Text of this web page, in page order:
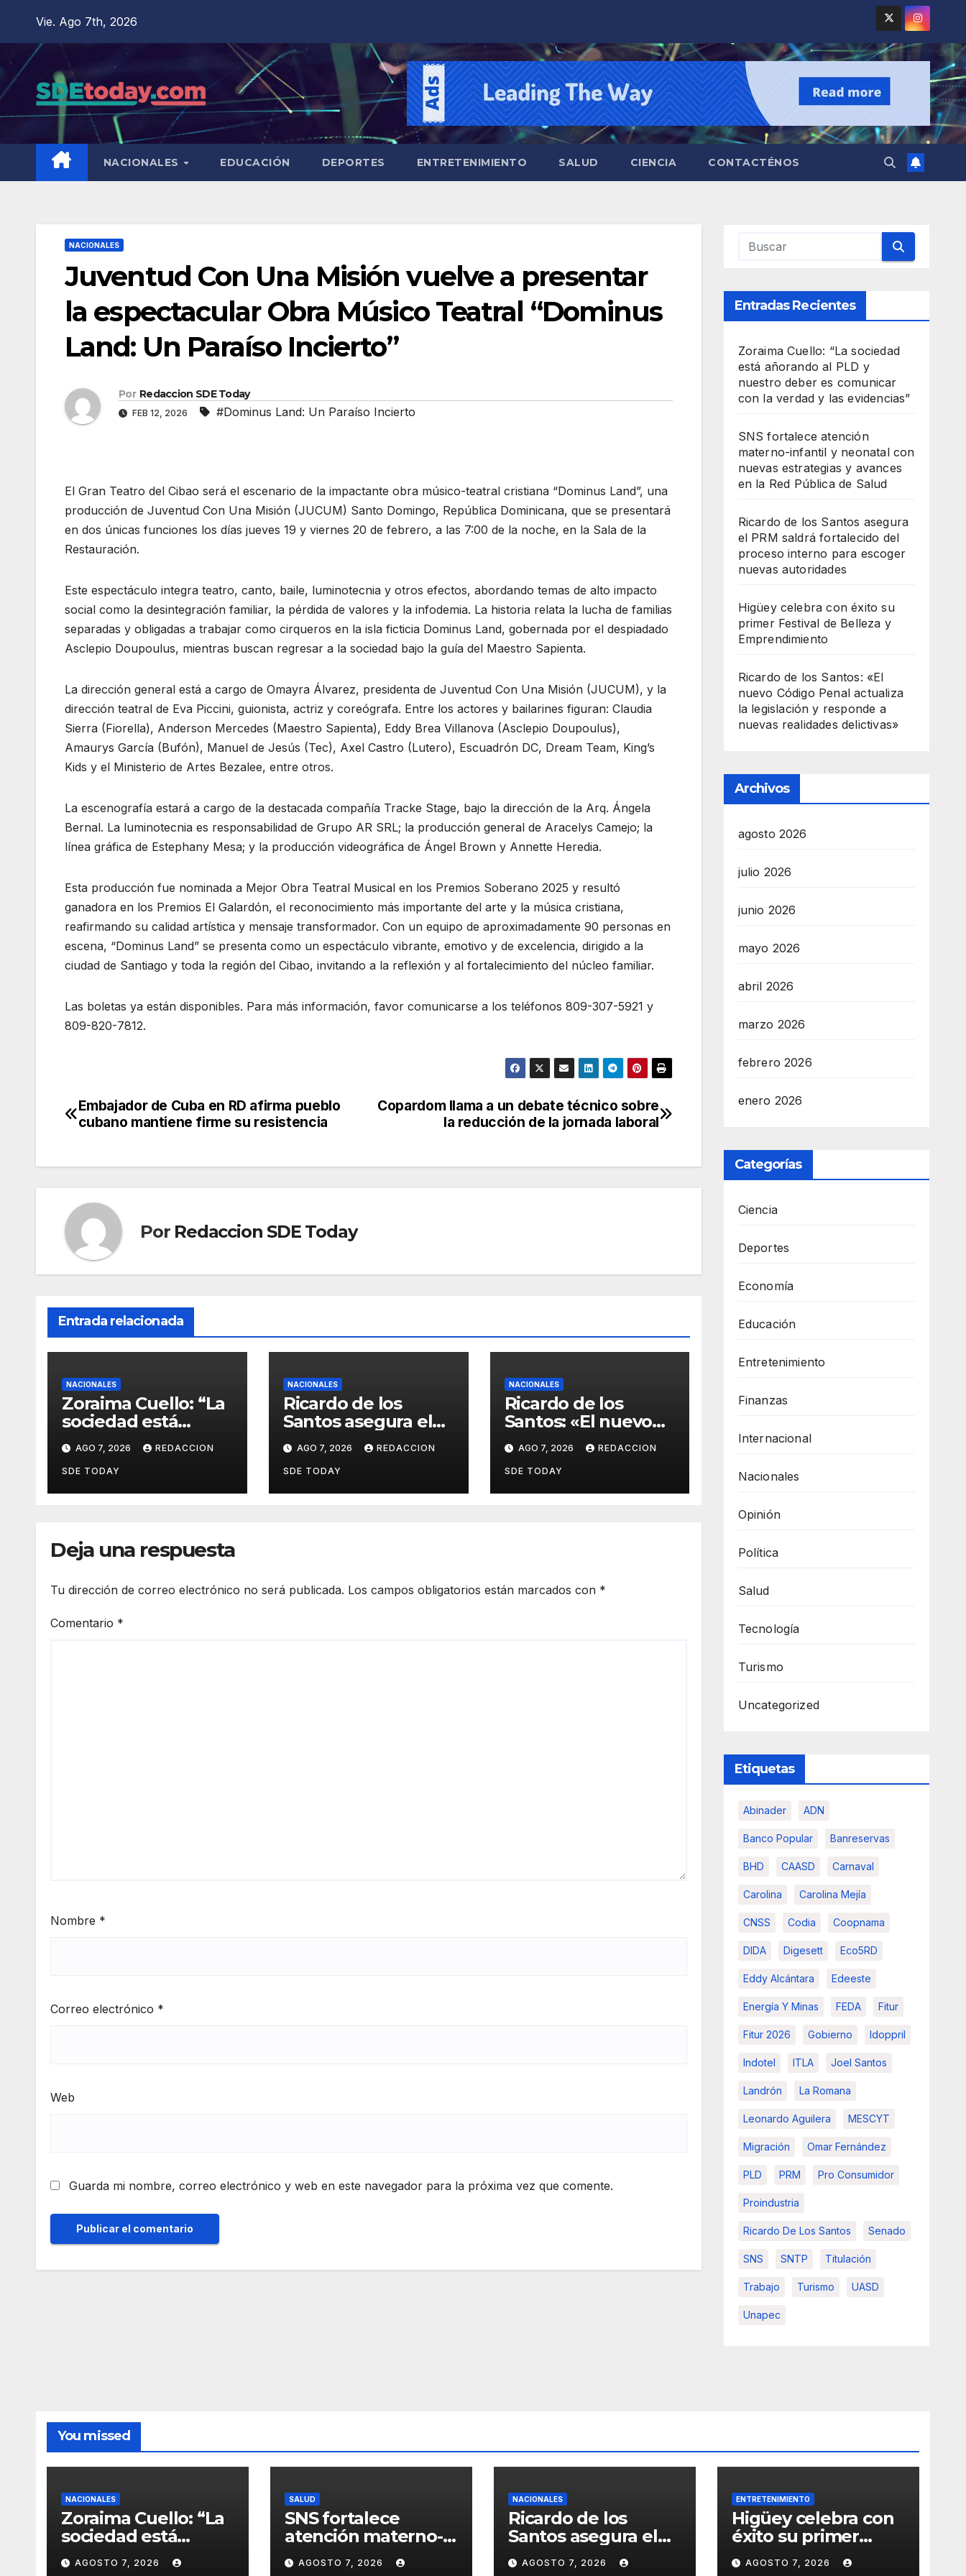
contenido
Vie. Ago 7th, 2026
NACIONALES EDUCACIÓN DEPORTES ENTRETENIMIENTO SALUD CIENCIA CONTACTÉNOS
NACIONALES
Juventud Con Una Misión vuelve a presentar
la espectacular Obra Músico Teatral “Dominus
Land: Un Paraíso Incierto”
Por Redaccion SDE Today
FEB 12, 2026 #Dominus Land: Un Paraíso Incierto
El Gran Teatro del Cibao será el escenario de la impactante obra músico-teatral cristiana “Dominus Land”, una
producción de Juventud Con Una Misión (JUCUM) Santo Domingo, República Dominicana, que se presentará
en dos únicas funciones los días jueves 19 y viernes 20 de febrero, a las 7:00 de la noche, en la Sala de la
Restauración.
Este espectáculo integra teatro, canto, baile, luminotecnia y otros efectos, abordando temas de alto impacto
social como la desintegración familiar, la pérdida de valores y la infodemia. La historia relata la lucha de familias
separadas y obligadas a trabajar como cirqueros en la isla ficticia Dominus Land, gobernada por el despiadado
Asclepio Doupoulus, mientras buscan regresar a la sociedad bajo la guía del Maestro Sapienta.
La dirección general está a cargo de Omayra Álvarez, presidenta de Juventud Con Una Misión (JUCUM), y la
dirección teatral de Eva Piccini, guionista, actriz y coreógrafa. Entre los actores y bailarines figuran: Claudia
Sierra (Fiorella), Anderson Mercedes (Maestro Sapienta), Eddy Brea Villanova (Asclepio Doupoulus),
Amaurys García (Bufón), Manuel de Jesús (Tec), Axel Castro (Lutero), Escuadrón DC, Dream Team, King’s
Kids y el Ministerio de Artes Bezalee, entre otros.
La escenografía estará a cargo de la destacada compañía Tracke Stage, bajo la dirección de la Arq. Ángela
Bernal. La luminotecnia es responsabilidad de Grupo AR SRL; la producción general de Aracelys Camejo; la
línea gráfica de Estephany Mesa; y la producción videográfica de Ángel Brown y Annette Heredia.
Esta producción fue nominada a Mejor Obra Teatral Musical en los Premios Soberano 2025 y resultó
ganadora en los Premios El Galardón, el reconocimiento más importante del arte y la música cristiana,
reafirmando su calidad artística y mensaje transformador. Con un equipo de aproximadamente 90 personas en
escena, “Dominus Land” se presenta como un espectáculo vibrante, emotivo y de excelencia, dirigido a la
ciudad de Santiago y toda la región del Cibao, invitando a la reflexión y al fortalecimiento del núcleo familiar.
Las boletas ya están disponibles. Para más información, favor comunicarse a los teléfonos 809-307-5921 y
809-820-7812.
Navegación
entradas
Copardom llama a un debate técnico sobre
la reducción de la jornada laboral
Embajador de Cuba en RD afirma pueblo
cubano mantiene firme su resistencia
Por Redaccion SDE Today
Entrada relacionada
NACIONALES
Zoraima Cuello: “La
sociedad está
añorando al PLD y
nuestro deber es
comunicar con la
verdad y las
AGO 7, 2026 REDACCION
SDE TODAY
NACIONALES
Ricardo de los
Santos asegura el
PRM saldrá
fortalecido del
proceso interno
para escoger
AGO 7, 2026 REDACCION
SDE TODAY
NACIONALES
Ricardo de los
Santos: «El nuevo
Código Penal
actualiza la
legislación y
responde a nuevas
AGO 7, 2026 REDACCION
SDE TODAY
Deja una respuesta
Tu dirección de correo electrónico no será publicada. Los campos obligatorios están marcados con *
Comentario *
Nombre *
Correo electrónico *
Web
Guarda mi nombre, correo electrónico y web en este navegador para la próxima vez que comente.
Entradas Recientes
Zoraima Cuello: “La sociedad
está añorando al PLD y
nuestro deber es comunicar
con la verdad y las evidencias”
SNS fortalece atención
materno-infantil y neonatal con
nuevas estrategias y avances
en la Red Pública de Salud
Ricardo de los Santos asegura
el PRM saldrá fortalecido del
proceso interno para escoger
nuevas autoridades
Higüey celebra con éxito su
primer Festival de Belleza y
Emprendimiento
Ricardo de los Santos: «El
nuevo Código Penal actualiza
la legislación y responde a
nuevas realidades delictivas»
Archivos
agosto 2026
julio 2026
junio 2026
mayo 2026
abril 2026
marzo 2026
febrero 2026
enero 2026
Categorías
Ciencia
Deportes
Economía
Educación
Entretenimiento
Finanzas
Internacional
Nacionales
Opinión
Política
Salud
Tecnología
Turismo
Uncategorized
Etiquetas
Abinader ADN
Banco Popular Banreservas
BHD CAASD Carnaval
Carolina Carolina Mejía
CNSS Codia Coopnama
DIDA Digesett Eco5RD
Eddy Alcántara Edeeste
Energía Y Minas FEDA Fitur
Fitur 2026 Gobierno Idoppril
Indotel ITLA Joel Santos
Landrón La Romana
Leonardo Aguilera MESCYT
Migración Omar Fernández
PLD PRM Pro Consumidor
Proindustria
Ricardo De Los Santos Senado
SNS SNTP Titulación
Trabajo Turismo UASD
Unapec
You missed
NACIONALES
Zoraima Cuello: “La
sociedad está
añorando al PLD y
AGOSTO 7, 2026
SALUD
SNS fortalece
atención materno-
infantil y neonatal
AGOSTO 7, 2026
NACIONALES
Ricardo de los
Santos asegura el
PRM saldrá
AGOSTO 7, 2026
ENTRETENIMIENTO
Higüey celebra con
éxito su primer
Festival de Belleza y
AGOSTO 7, 2026